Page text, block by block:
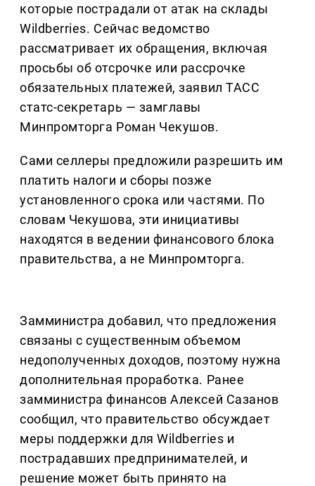
которые пострадали от атак на склады
Wildberries. Сейчас ведомство
рассматривает их обращения, включая
просьбы об отсрочке или рассрочке
обязательных платежей, заявил ТАСС
статс-секретарь — замглавы
Минпромторга Роман Чекушов.
Сами селлеры предложили разрешить им
платить налоги и сборы позже
установленного срока или частями. По
словам Чекушова, эти инициативы
находятся в ведении финансового блока
правительства, а не Минпромторга.
Замминистра добавил, что предложения
связаны с существенным объемом
недополученных доходов, поэтому нужна
дополнительная проработка. Ранее
замминистра финансов Алексей Сазанов
сообщил, что правительство обсуждает
меры поддержки для Wildberries и
пострадавших предпринимателей, и
решение может быть принято на